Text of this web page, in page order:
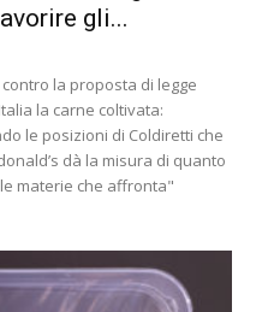
gli...
la proposta di legge
la carne coltivata:
le posizioni di Coldiretti che
dà la misura di quanto
materie che affronta"